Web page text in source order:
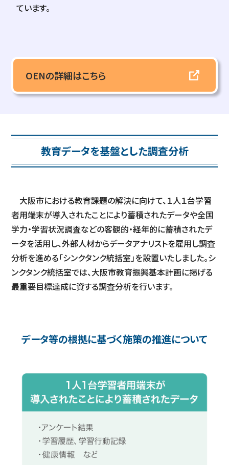
ています。
OENの詳細はこちら
教育データを基盤とした調査分析
大阪市における教育課題の解決に向けて、１人１台学習
者用端末が導入されたことにより蓄積されたデータや全国
学力・学習状況調査などの客観的・経年的に蓄積されたデ
ータを活用し、外部人材からデータアナリストを雇用し調査
分析を進める「シンクタンク統括室」を設置いたしました。シ
ンクタンク統括室では、大阪市教育振興基本計画に掲げる
最重要目標達成に資する調査分析を行います。
データ等の根拠に基づく施策の推進について